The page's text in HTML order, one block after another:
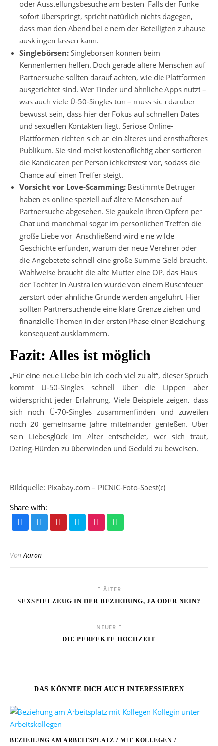
oder Ausstellungsbesuche am besten. Falls der Funke
sofort überspringt, spricht natürlich nichts dagegen,
dass man den Abend bei einem der Beteiligten zuhause
ausklingen lassen kann.
Singlebörsen: Singlebörsen können beim
Kennenlernen helfen. Doch gerade ältere Menschen auf
Partnersuche sollten darauf achten, wie die Plattformen
ausgerichtet sind. Wer Tinder und ähnliche Apps nutzt –
was auch viele Ü-50-Singles tun – muss sich darüber
bewusst sein, dass hier der Fokus auf schnellen Dates
und sexuellen Kontakten liegt. Seriöse Online-
Plattformen richten sich an ein älteres und ernsthafteres
Publikum. Sie sind meist kostenpflichtig aber sortieren
die Kandidaten per Persönlichkeitstest vor, sodass die
Chance auf einen Treffer steigt.
Vorsicht vor Love-Scamming: Bestimmte Betrüger
haben es online speziell auf ältere Menschen auf
Partnersuche abgesehen. Sie gaukeln ihren Opfern per
Chat und manchmal sogar im persönlichen Treffen die
große Liebe vor. Anschließend wird eine wilde
Geschichte erfunden, warum der neue Verehrer oder
die Angebetete schnell eine große Summe Geld braucht.
Wahlweise braucht die alte Mutter eine OP, das Haus
der Tochter in Australien wurde von einem Buschfeuer
zerstört oder ähnliche Gründe werden angeführt. Hier
sollten Partnersuchende eine klare Grenze ziehen und
finanzielle Themen in der ersten Phase einer Beziehung
konsequent ausklammern.
Fazit: Alles ist möglich
„Für eine neue Liebe bin ich doch viel zu alt“, dieser Spruch
kommt Ü-50-Singles schnell über die Lippen aber
widerspricht jeder Erfahrung. Viele Beispiele zeigen, dass
sich noch Ü-70-Singles zusammenfinden und zuweilen
noch 20 gemeinsame Jahre miteinander genießen. Über
sein Liebesglück im Alter entscheidet, wer sich traut,
Dating-Hürden zu überwinden und Geduld zu beweisen.
Bildquelle: Pixabay.com – PICNIC-Foto-Soest(c)
Share with:
VonAaron
ÄLTER
SEXSPIELZEUG IN DER BEZIEHUNG, JA ODER NEIN?
NEUER
DIE PERFEKTE HOCHZEIT
DAS KÖNNTE DICH AUCH INTERESSIEREN
BEZIEHUNG AM ARBEITSPLATZ / MIT KOLLEGEN /